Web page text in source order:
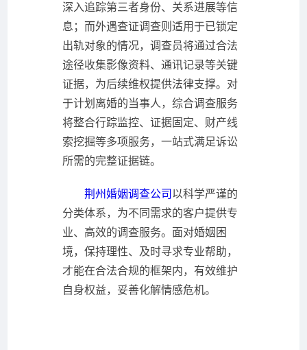
深入追踪第三者身份、关系进展等信
息；而外遇查证调查则适用于已锁定
出轨对象的情况，调查员将通过合法
途径收集影像资料、通讯记录等关键
证据，为后续维权提供法律支撑。对
于计划离婚的当事人，综合调查服务
将整合行踪监控、证据固定、财产线
索挖掘等多项服务，一站式满足诉讼
所需的完整证据链。
荆州婚姻调查公司 以科学严谨的
分类体系，为不同需求的客户提供专
业、高效的调查服务。面对婚姻困
境，保持理性、及时寻求专业帮助，
才能在合法合规的框架内，有效维护
自身权益，妥善化解情感危机。